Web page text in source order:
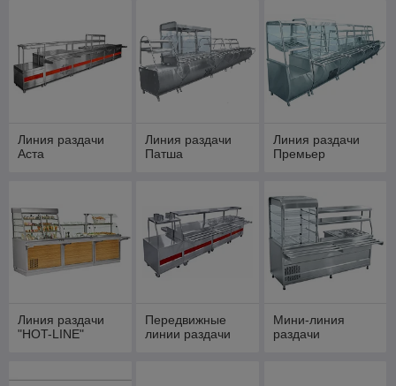
Линия раздачи
Аста
Линия раздачи
Патша
Линия раздачи
Премьер
Линия раздачи
"HOT-LINE"
Передвижные
линии раздачи
Мини-линия
раздачи